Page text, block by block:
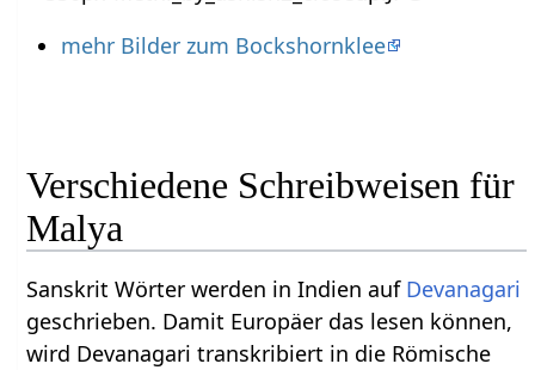
mehr Bilder zum Bockshornklee
Verschiedene Schreibweisen für
Malya
Sanskrit Wörter werden in Indien auf Devanagari
geschrieben. Damit Europäer das lesen können,
wird Devanagari transkribiert in die Römische